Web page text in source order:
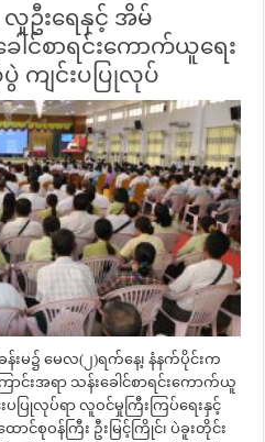
လူဦးရေနှင့် အိမ်
ါင်စာရင်းကောက်ယူရေး
ကျင်းပပြုလုပ်
မ၌ မေလ(၂)ရက်နေ့၊ နံနက်ပိုင်းက
ာင်းအရာ သန်းခေါင်စာရင်းကောက်ယူ
ပြုလုပ်ရာ လူဝင်မှုကြီးကြပ်ရေးနှင့်
ာင်စုဝန်ကြီး ဦးမြင့်ကြိုင်၊ ပဲခူးတိုင်း